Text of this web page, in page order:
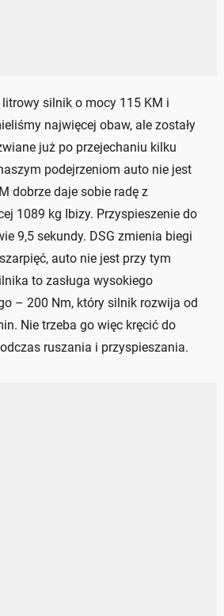
silnik o mocy 115 KM i
najwięcej obaw, ale zostały
już po przejechaniu kilku
podejrzeniom auto nie jest
dobrze daje sobie radę z
1089 kg Ibizy. Przyspieszenie do
9,5 sekundy. DSG zmienia biegi
auto nie jest przy tym
to zasługa wysokiego
– 200 Nm, który silnik rozwija od
Nie trzeba go więc kręcić do
ruszania i przyspieszania.